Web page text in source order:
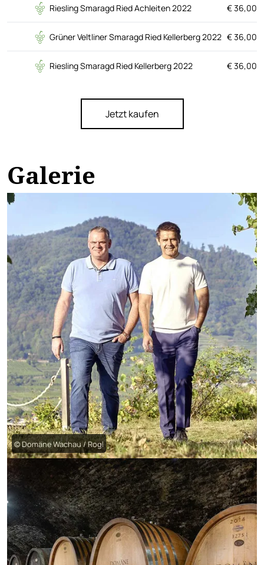
Riesling Smaragd Ried Achleiten 2022 € 36,00
Grüner Veltliner Smaragd Ried Kellerberg 2022 € 36,00
Riesling Smaragd Ried Kellerberg 2022 € 36,00
Jetzt kaufen
Galerie
© Domäne Wachau / Rogl